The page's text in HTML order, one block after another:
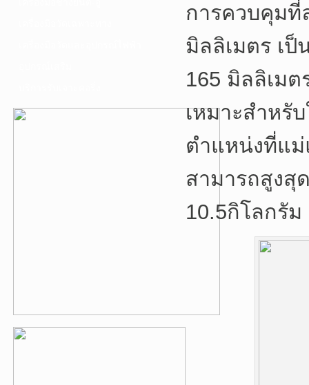
การควบคุมที่
มิลลิเมตร เป็
165 มิลลิเม
เหมาะสำหรั
ตำแหน่งที่แม่
สามารถสูงสุ
10.5กิโลกรัม